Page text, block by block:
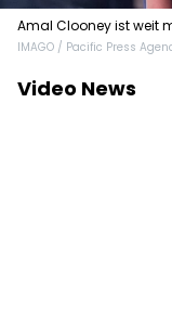
Amal Clooney ist weit
IMAGO / Pacific Press
Video News